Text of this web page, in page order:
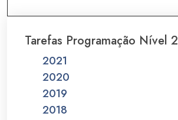
Tarefas Programação Nível 2
2021
2020
2019
2018